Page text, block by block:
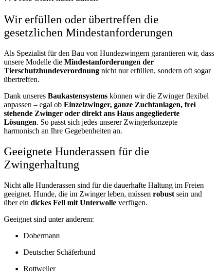
Wir erfüllen oder übertreffen die
gesetzlichen Mindestanforderungen
Als Spezialist für den Bau von Hundezwingern garantieren wir, dass
unsere Modelle die Mindestanforderungen der
Tierschutzhundeverordnung nicht nur erfüllen, sondern oft sogar
übertreffen.
Dank unseres Baukastensystems können wir die Zwinger flexibel
anpassen – egal ob Einzelzwinger, ganze Zuchtanlagen, frei
stehende Zwinger oder direkt ans Haus angegliederte
Lösungen. So passt sich jedes unserer Zwingerkonzepte
harmonisch an Ihre Gegebenheiten an.
Geeignete Hunderassen für die
Zwingerhaltung
Nicht alle Hunderassen sind für die dauerhafte Haltung im Freien
geeignet. Hunde, die im Zwinger leben, müssen robust sein und
über ein dickes Fell mit Unterwolle verfügen.
Geeignet sind unter anderem:
Dobermann
Deutscher Schäferhund
Rottweiler